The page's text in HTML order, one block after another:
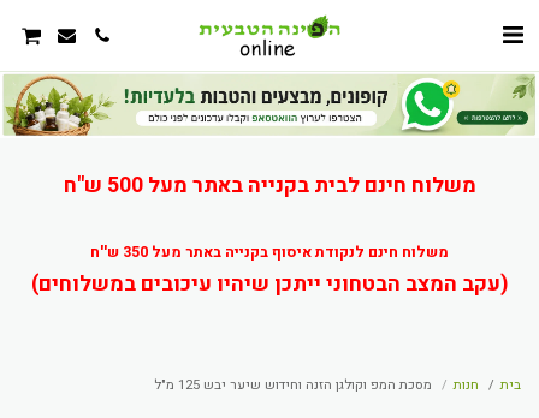
משלוח חינם לבית בקנייה באתר מעל 500 ש"ח
משלוח חינם לנקודת איסוף בקנייה באתר מעל 350 ש''ח
(עקב המצב הבטחוני ייתכן שיהיו עיכובים במשלוחים)
בית חנות מסכת המפ וקולגן הזנה וחידוש שיער יבש 125 מ"ל